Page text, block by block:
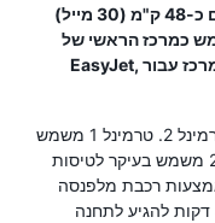
הגדול ביותר במילאנו, איטליה. הוא ממוקם כ-48 ק"מ (30 מייל)
כמרכז הראשי של
אליטליה, חברת הדגל של המדינה. זה גם מרכז עבור EasyJet,
לשדה התעופה שני טרמינלים: טרמינל 1 וטרמינל 2. טרמינל 1 משמש
בעיקר לטיסות בינלאומיות, בעוד שטרמינל 2 משמש בעיקר לטיסות
רכבת מלפנסה
אקספרס, שנוסעת כל 30 דקות ולוקח כ-40 דקות להגיע לתחנה